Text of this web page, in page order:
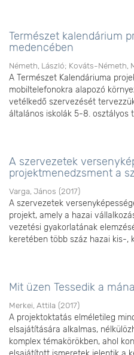
Természet kalendárium
medencében
Németh, László; Kováts-Németh,
A Természet Kalendáriuma
mobiltelefonokra alapozó
vetélkedő szervezését
általános iskolák 5-8. osztályos
A szervezetek
projektmenedzsment a
Varga, János (2017)
A szervezetek
projekt, amely a hazai
vezetési gyakorlatának
keretében több száz hazai kis-,
Mit üzen Tessedik a
Merkei, Attila (2017)
A projektoktatás elméletileg
elsajátítására alkalmas,
komplex témakörökben, ahol